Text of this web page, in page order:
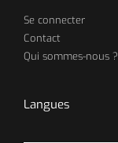
Se connecter
Contact
Qui sommes-nous ?
Langues